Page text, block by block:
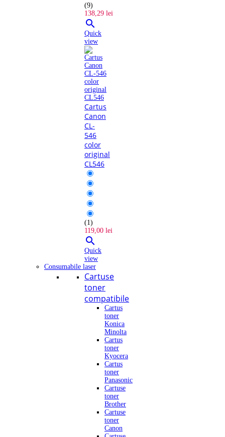
(9)
138,29 lei

Quick
view
Cartus
Canon
CL-
546
color
original
CL546
(1)
119,00 lei

Quick
view
Consumabile laser
Cartuse
toner
compatibile
Cartus
toner
Konica
Minolta
Cartus
toner
Kyocera
Cartus
toner
Panasonic
Cartuse
toner
Brother
Cartuse
toner
Canon